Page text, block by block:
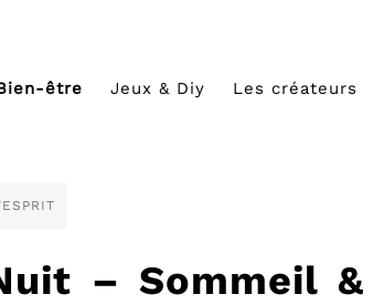
être Jeux & Diy Les créateurs
– Sommeil &